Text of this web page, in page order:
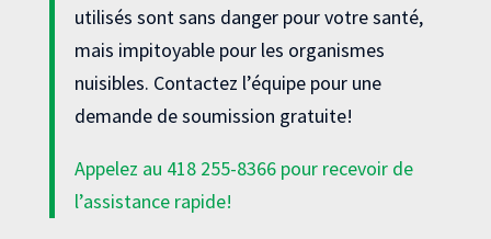
utilisés sont sans danger pour votre santé,
mais impitoyable pour les organismes
nuisibles. Contactez l’équipe pour une
demande de soumission gratuite!
Appelez au 418 255-8366pour recevoir de
l’assistance rapide!